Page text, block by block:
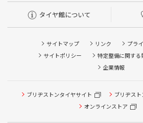
タイヤ館について
サイトマップ リンク
プラ
サイトポリシー
特定整備に関する
企業情報
ブリヂストンタイヤサイト
ブリヂス
オンラインストア
タイヤ点検・安全点検/タイヤ履き替え
ピット作業の予約